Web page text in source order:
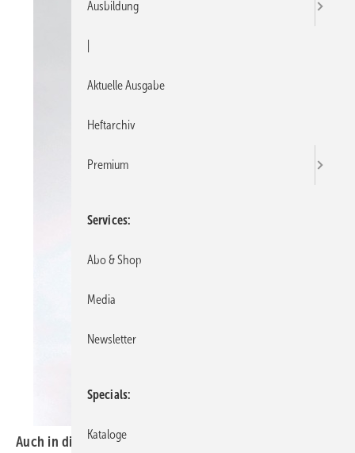
Auch in diesem Jahr präsentierten wieder angehende
Ausbildung
Aktuelle Ausgabe
Heftarchiv
Premium
Services
Abo & Shop
Media
Newsletter
Specials
Kataloge